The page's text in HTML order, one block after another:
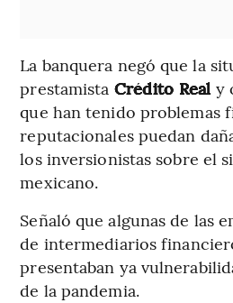
La banquera negó que la
prestamista Crédito Real y
que han tenido problemas
reputacionales puedan
los inversionistas sobre el
mexicano.
Señaló que algunas de las
de intermediarios
presentaban ya
de la pandemia.